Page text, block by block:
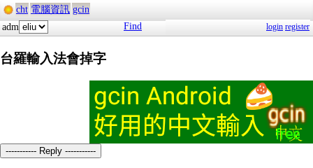
cht 電腦資訊 gcin
adm
Find login register
台羅輸入法會掉字
----------- Reply -----------